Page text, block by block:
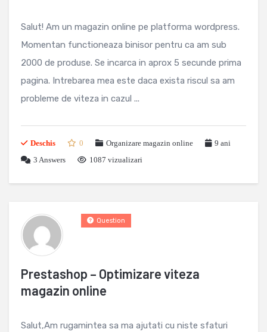
Salut! Am un magazin online pe platforma wordpress.
Momentan functioneaza binisor pentru ca am sub
2000 de produse. Se incarca in aprox 5 secunde prima
pagina. Intrebarea mea este daca exista riscul sa am
probleme de viteza in cazul ...
Deschis 0 Organizare magazin online
9 ani
3 Answers 1087 vizualizari
Prestashop – Optimizare viteza
magazin online
Question
Salut,Am rugamintea sa ma ajutati cu niste sfaturi